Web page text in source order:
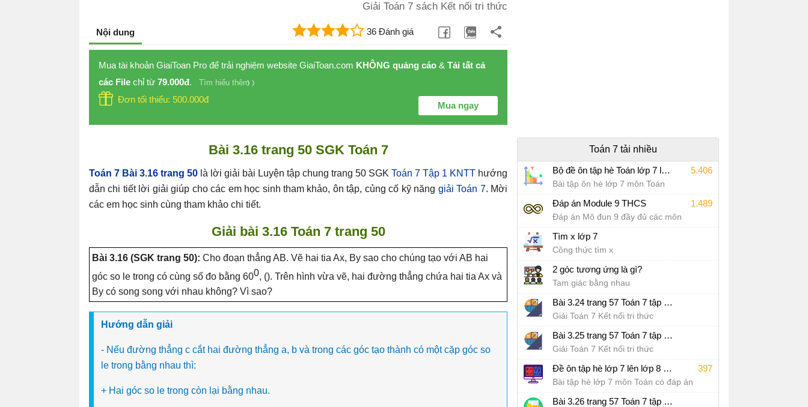
Giải Toán 7 sách Kết nối tri thức
Nội dung 36 Đánh giá
Mua tài khoản GiaiToan Pro để trải nghiệm website GiaiToan.com KHÔNG quảng cáo & Tải tất cả
các File chỉ từ 79.000đ. Tìm hiểu thêm
Mua ngay
Đơn tối thiểu: 500.000đ
Bài 3.16 trang 50 SGK Toán 7
Toán 7 Bài 3.16 trang 50 là lời giải bài Luyện tập chung trang 50 SGK Toán 7 Tập 1 KNTT hướng
dẫn chi tiết lời giải giúp cho các em học sinh tham khảo, ôn tập, củng cố kỹ năng giải Toán 7. Mời
các em học sinh cùng tham khảo chi tiết.
Giải bài 3.16 Toán 7 trang 50
Bài 3.16 (SGK trang 50): Cho đoạn thẳng AB. Vẽ hai tia Ax, By sao cho chúng tạo với AB hai
góc so le trong có cùng số đo bằng 600, (). Trên hình vừa vẽ, hai đường thẳng chứa hai tia Ax và
By có song song với nhau không? Vì sao?
Hướng dẫn giải
- Nếu đường thẳng c cắt hai đường thẳng a, b và trong các góc tạo thành có một cặp góc so
le trong bằng nhau thì:
+ Hai góc so le trong còn lại bằng nhau.
Toán 7 tải nhiều
Bộ đề ôn tập hè Toán lớp 7 lên lớp 8 năm 2026 5.406
Bài tập ôn hè lớp 7 môn Toán
Đáp án Module 9 THCS 1.489
Đáp án Mô đun 9 đầy đủ các môn
Tìm x lớp 7
Công thức tìm x
2 góc tương ứng là gì?
Tam giác bằng nhau
Bài 3.24 trang 57 Toán 7 tập 1 SGK Kết nối tri thức với cuộc sống
Giải Toán 7 Kết nối tri thức
Bài 3.25 trang 57 Toán 7 tập 1 SGK Kết nối tri thức với cuộc sống
Giải Toán 7 Kết nối tri thức
Đề ôn tập hè lớp 7 lên lớp 8 môn Toán Kết nối tri thức - Đề số 1 397
Bài tập hè lớp 7 môn Toán có đáp án
Bài 3.26 trang 57 Toán 7 tập 1 SGK Kết nối tri thức với cuộc sống